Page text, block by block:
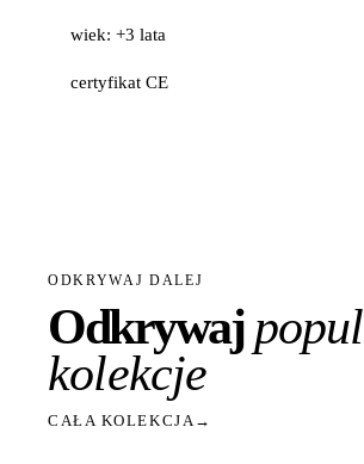
wiek: +3 lata
certyfikat CE
ODKRYWAJ DALEJ
Odkrywaj
kolekcje
CAŁA KOLEKCJA→